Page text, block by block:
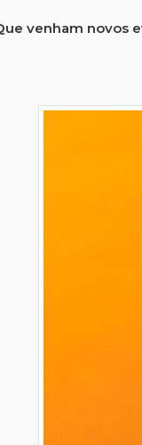
venham novos